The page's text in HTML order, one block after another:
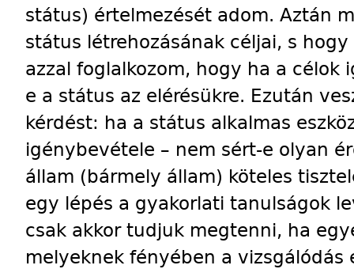
státus) értelmezését adom. Aztán
státus létrehozásának céljai, s
azzal foglalkozom, hogy ha a célok
e a státus az elérésükre. Ezután
kérdést: ha a státus alkalmas
igénybevétele – nem sért-e olyan
állam (bármely állam) köteles
egy lépés a gyakorlati tanulságok
csak akkor tudjuk megtenni, ha
melyeknek fényében a